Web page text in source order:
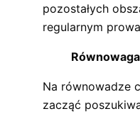
pozostałych
regularnym
Równowaga
Na równowadze
zacząć